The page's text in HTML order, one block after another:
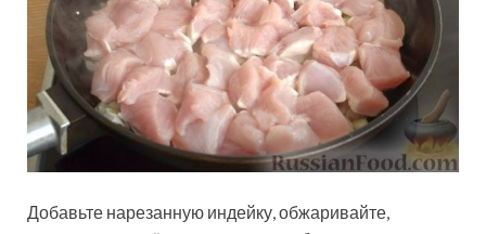
Добавьте нарезанную индейку, обжаривайте,